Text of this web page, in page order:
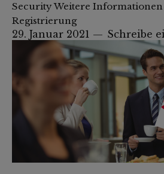
Security Weitere
Registrierung
29. Januar 2021 Schreibe